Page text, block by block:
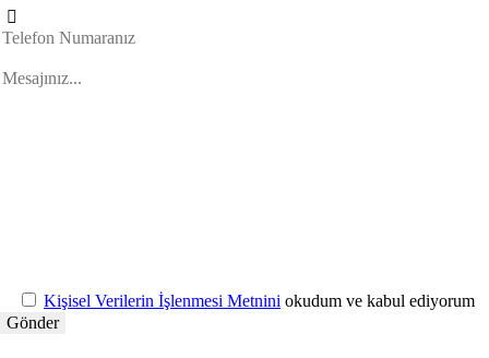
Kişisel Verilerin İşlenmesi Metnini okudum ve kabul ediyorum